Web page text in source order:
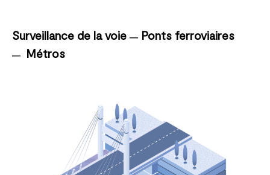
Surveillance de la voie — Ponts ferroviaires
— Métros